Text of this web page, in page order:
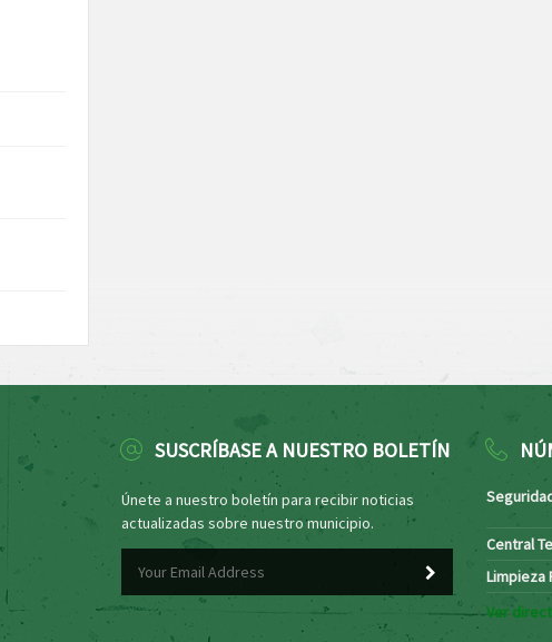
SUSCRÍBASE A NUESTRO BOLETÍN
Únete a nuestro boletín para recibir noticias
actualizadas sobre nuestro municipio.
Central
Limpieza
Ver